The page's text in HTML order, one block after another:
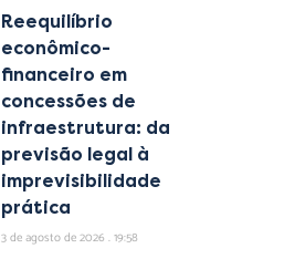
Reequilíbrio
econômico-
financeiro em
concessões de
infraestrutura: da
previsão legal à
imprevisibilidade
prática
3 de agosto de 2026 19:58